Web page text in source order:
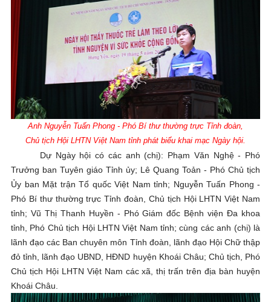
Anh Nguyễn Tuấn Phong - Phó Bí thư thường trực Tỉnh đoàn,
Chủ tịch Hội LHTN Việt Nam tỉnh phát biểu khai mạc Ngày hội.
Dự Ngày hội có các anh (chị): Phạm Văn Nghệ - Phó
Trưởng ban Tuyên giáo Tỉnh ủy; Lê Quang Toản - Phó Chủ tịch
Ủy ban Mặt trận Tổ quốc Việt Nam tỉnh; Nguyễn Tuấn Phong -
Phó Bí thư thường trực Tỉnh đoàn, Chủ tịch Hội LHTN Việt Nam
tỉnh; Vũ Thị Thanh Huyền - Phó Giám đốc Bệnh viện Đa khoa
tỉnh, Phó Chủ tịch Hội LHTN Việt Nam tỉnh; cùng các anh (chị) là
lãnh đạo các Ban chuyên môn Tỉnh đoàn, lãnh đạo Hội Chữ thập
đỏ tỉnh, lãnh đạo UBND, HĐND huyện Khoái Châu; Chủ tịch, Phó
Chủ tịch Hội LHTN Việt Nam các xã, thị trấn trên địa bàn huyện
Khoái Châu.